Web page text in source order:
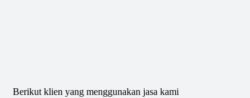
Berikut klien yang menggunakan jasa kami